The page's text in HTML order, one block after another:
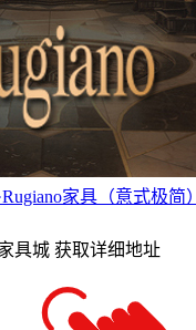
家具（意式极简）
具城 获取详细地址